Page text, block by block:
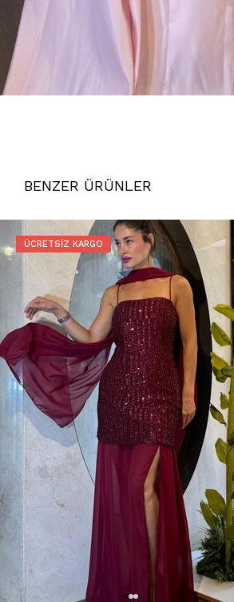
BENZER ÜRÜNLER
ÜCRETSIZ KARGO